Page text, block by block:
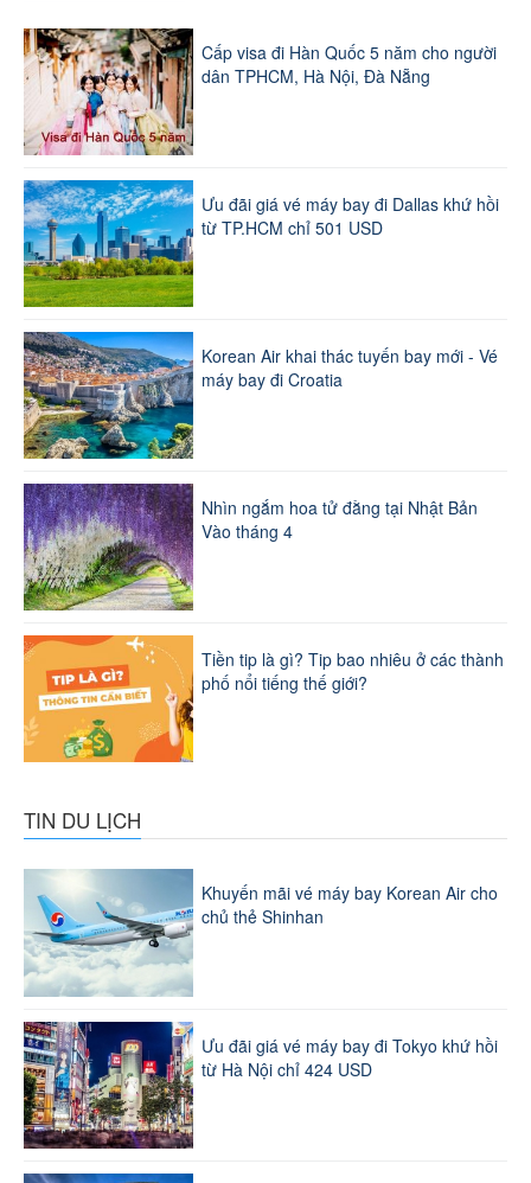
Cấp visa đi Hàn Quốc 5 năm cho người
dân TPHCM, Hà Nội, Đà Nẵng
Ưu đãi giá vé máy bay đi Dallas khứ hồi
từ TP.HCM chỉ 501 USD
Korean Air khai thác tuyến bay mới - Vé
máy bay đi Croatia
Nhìn ngắm hoa tử đằng tại Nhật Bản
Vào tháng 4
Tiền tip là gì? Tip bao nhiêu ở các thành
phố nổi tiếng thế giới?
TIN DU LỊCH
Khuyến mãi vé máy bay Korean Air cho
chủ thẻ Shinhan
Ưu đãi giá vé máy bay đi Tokyo khứ hồi
từ Hà Nội chỉ 424 USD